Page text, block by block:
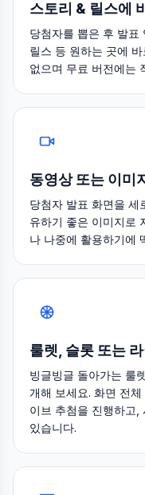
스토리 & 릴스에
당첨자를 뽑은 후 발표
릴스 등 원하는 곳에
없으며 무료 버전에는
동영상 또는 이미
당첨자 발표 화면을
유하기 좋은 이미지로
나 나중에 활용하기에
룰렛, 슬롯 또는
빙글빙글 돌아가는 룰
개해 보세요. 화면 전
이브 추첨을 진행하고,
있습니다.